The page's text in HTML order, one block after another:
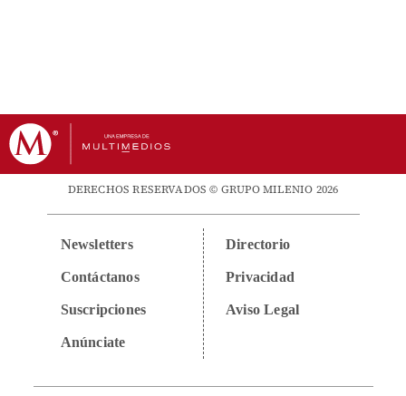
DERECHOS RESERVADOS © GRUPO MILENIO 2026
Newsletters
Contáctanos
Suscripciones
Anúnciate
Directorio
Privacidad
Aviso Legal